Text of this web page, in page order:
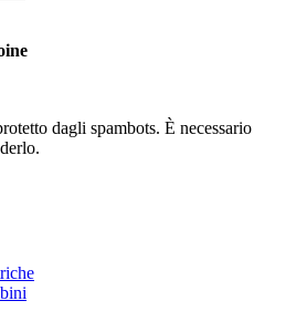
dagli spambots. È necessario